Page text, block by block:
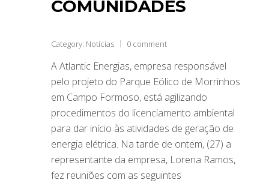
COMUNIDADES
Category: Notícias 0 comment
A Atlantic Energias, empresa responsável
pelo projeto do Parque Eólico de Morrinhos
em Campo Formoso, está agilizando
procedimentos do licenciamento ambiental
para dar início às atividades de geração de
energia elétrica. Na tarde de ontem, (27) a
representante da empresa, Lorena Ramos,
fez reuniões com as seguintes